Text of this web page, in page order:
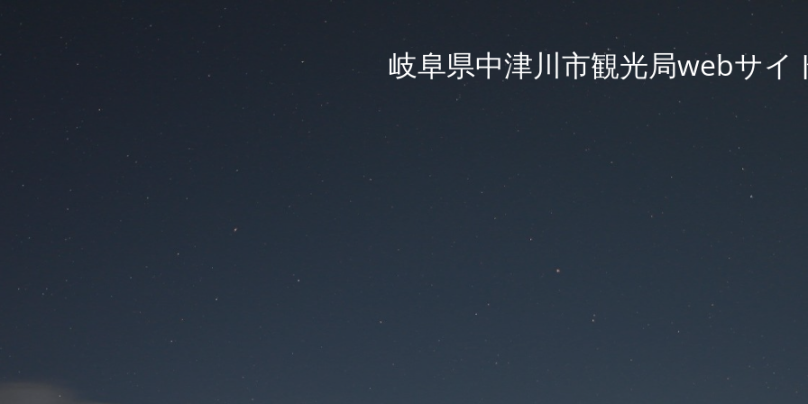
岐阜県中津川市観光局webサイ